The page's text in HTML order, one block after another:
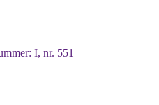
I, nr. 551